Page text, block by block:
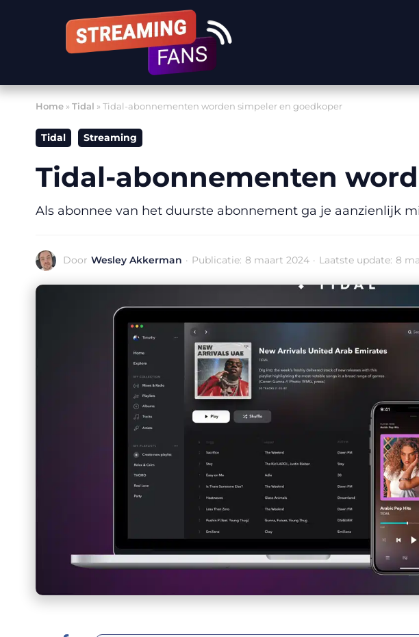
Home »Tidal »Tidal-abonnementen worden simpeler en goedkoper
Tidal Streaming
Tidal-abonnementen
Als abonnee van het duurste abonnement ga je aanzienlijk
Door Wesley Akkerman · Publicatie: 8 maart 2024 · Laatste update: 8